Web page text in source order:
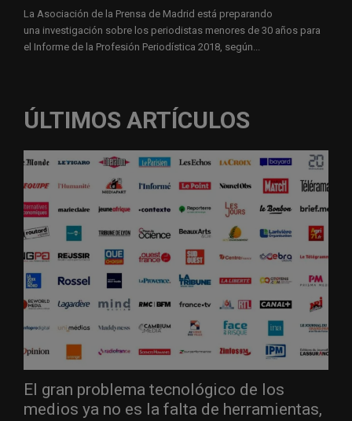
La Asociación de la Prensa de Madrid está preparando
una investigación sobre los periodistas menores de 30 años para
el Informe de la Profesión Periodística 2018, según...
ÚLTIMOS ARTÍCULOS
El gran problema tecnológico de los
medios ya no es la falta de herramientas,